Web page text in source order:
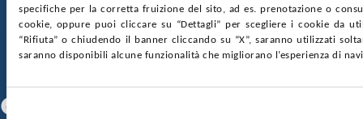
specifiche per la corretta fruizione del sito, ad es. prenotazione o
cookie, oppure puoi cliccare su “Dettagli” per scegliere i cookie da
“Rifiuta” o chiudendo il banner cliccando su “X”, saranno utilizzati
saranno disponibili alcune funzionalità che migliorano l’esperienza di
Selezione
GARE E CONTRATTIPRIVACYCOOKIE POLICY
SOSTIENICIMAPPA DEL SITOACCESSIBILITÀ
CONTATTI